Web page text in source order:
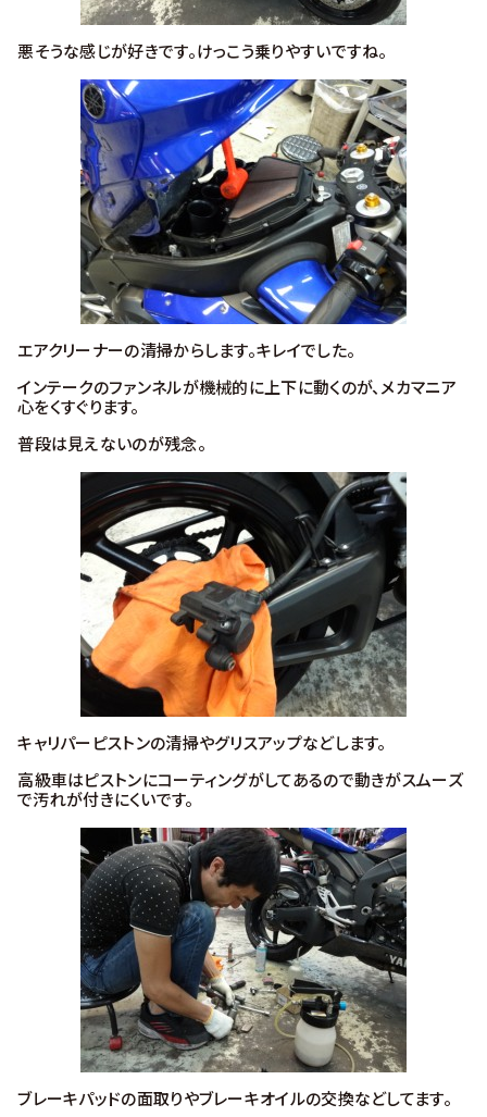
悪そうな感じが好きです。けっこう乗りやすいですね。
エアクリーナーの清掃からします。キレイでした。
インテークのファンネルが機械的に上下に動くのが、メカマニア
心をくすぐります。
普段は見えないのが残念。
キャリパーピストンの清掃やグリスアップなどします。
高級車はピストンにコーティングがしてあるので動きがスムーズ
で汚れが付きにくいです。
ブレーキパッドの面取りやブレーキオイルの交換などしてます。